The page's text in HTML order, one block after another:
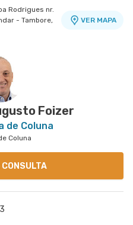
Rodrigues nr.
- Tambore,
VER MAPA
Foizer
de Coluna
Coluna
CONSULTA